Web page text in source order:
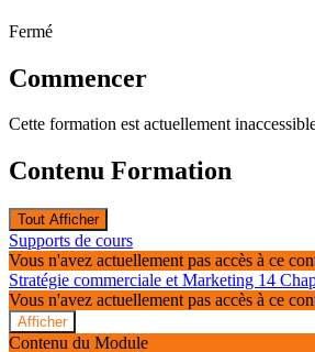
Fermé
Commencer
Cette formation est actuellement
Contenu Formation
Tout Afficher
Modules
Supports de cours
Vous n'avez actuellement pas accès à ce
Stratégie commerciale et Marketing 14
Vous n'avez actuellement pas accès à ce
Afficher
Stratégie
Contenu du Module